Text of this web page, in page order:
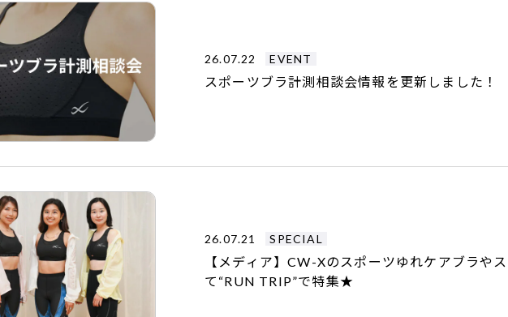
26.07.22 EVENT
スポーツブラ計測相談会情報を更新しました！
26.07.21 SPECIAL
【メディア】CW-Xのスポーツゆれケアブラや
て“RUN TRIP”で特集★